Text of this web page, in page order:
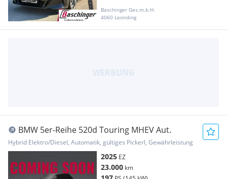
Baschinger Ges.m.b.H.
4060 Leonding
BMW 5er-Reihe 520d Touring MHEV Aut.
Hybrid Elektro/Diesel, Automatik, gültiges Pickerl, Gewährleistung
2025 EZ
23.000 km